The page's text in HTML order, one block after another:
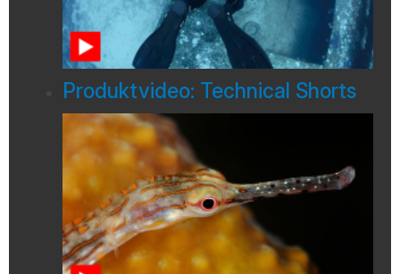
Produktvideo: Technical Shorts